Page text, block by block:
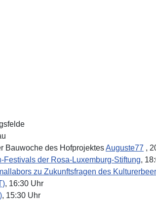
Bauwoche des HofprojektesAuguste77 ,
Festivals der Rosa-Luxemburg-Stiftung,
zu Zukunftsfragen des
, 16:30 Uhr
, 15:30 Uhr